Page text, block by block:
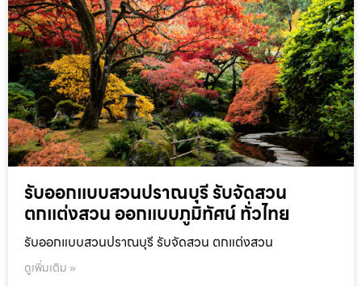
รับออกแบบสวนปราณบุรี รับจัดสวน
ตกแต่งสวน ออกแบบภูมิทัศน์ ทั่วไทย
รับออกแบบสวนปราณบุรี รับจัดสวน ตกแต่งสวน
ดูเพิ่มเติม »